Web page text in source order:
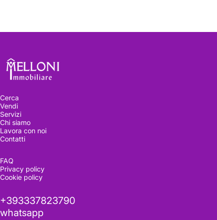
Melloni immobiliare
Cerca
Vendi
Servizi
Chi siamo
Lavora con noi
Contatti
FAQ
Privacy policy
Cookie policy
+393337823790
whatsapp